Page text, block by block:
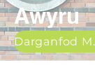
Awyru